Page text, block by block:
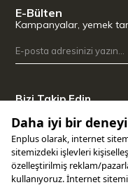
E-Bülten
Kampanyalar, yemek
Bizi Takip Edin
Uygulamamızı İndirin